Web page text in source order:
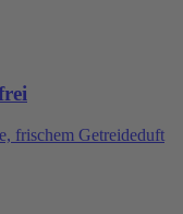
frischem Getreideduft